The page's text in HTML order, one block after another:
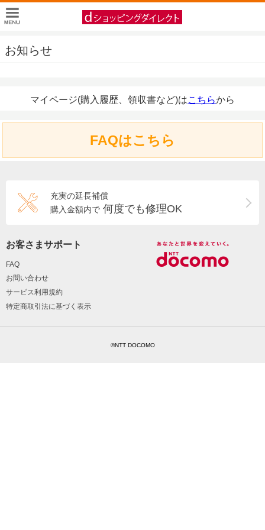
お知らせ
マイページ(購入履歴、領収書など)はこちらから
FAQはこちら
充実の延長補償
購入金額内で 何度でも修理OK
お客さまサポート
FAQ
お問い合わせ
サービス利用規約
特定商取引法に基づく表示
©NTT DOCOMO